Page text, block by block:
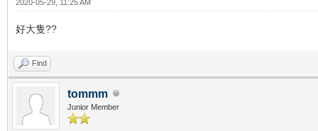
2020-05-29, 11:25 AM
好大隻??
Find
tommm
Junior Member